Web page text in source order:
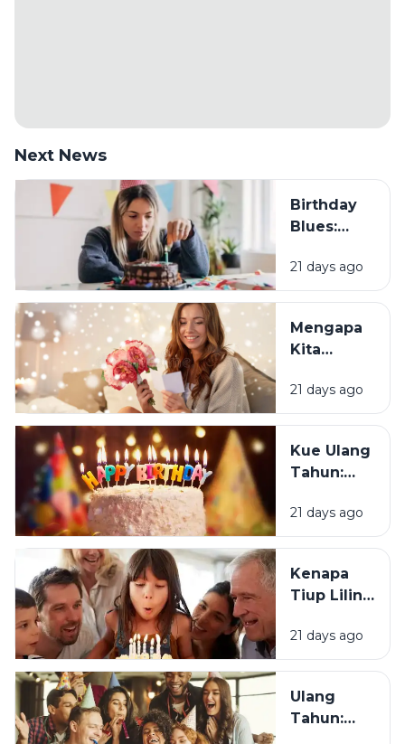
Next News
Birthday
Blues:
Sebagian
Orang
Merasa
Sedih Saat
Tahun?
21 days ago
Mengapa
Kita
Mendapat
Ucapan
Tahun?
21 days ago
Kue Ulang
Tahun:
Tradisi Ini
Berawal?
21 days ago
Kenapa
Tiup Lilin
Tradisi
Saat Ulang
21 days ago
Ulang
Tahun: